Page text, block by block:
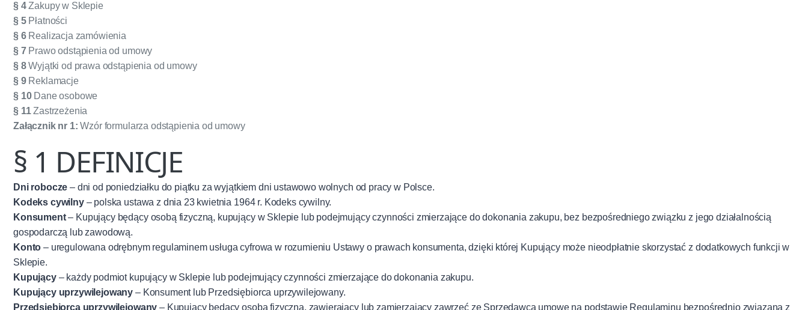
§ 4Zakupy w Sklepie
§ 5Płatności
§ 6Realizacja zamówienia
§ 7Prawo odstąpienia od umowy
§ 8Wyjątki od prawa odstąpienia od umowy
§ 9Reklamacje
§ 10Dane osobowe
§ 11Zastrzeżenia
Załącznik nr 1: Wzór formularza odstąpienia od umowy
§ 1 DEFINICJE
Dni robocze – dni od poniedziałku do piątku za wyjątkiem dni ustawowo wolnych od pracy w Polsce.
Kodeks cywilny– polska ustawa z dnia 23 kwietnia 1964 r. Kodeks cywilny.
Konsument– Kupujący będący osobą fizyczną, kupujący w Sklepie lub podejmujący czynności zmierzające do dokonania zakupu, bez bezpośredniego związku z jego działalnością
gospodarczą lub zawodową.
Konto – uregulowana odrębnym regulaminem usługa cyfrowa w rozumieniu Ustawy o prawach konsumenta, dzięki której Kupujący może nieodpłatnie skorzystać z dodatkowych funkcji w
Sklepie.
Kupujący– każdy podmiot kupujący w Sklepie lub podejmujący czynności zmierzające do dokonania zakupu.
Kupujący uprzywilejowany – Konsument lub Przedsiębiorca uprzywilejowany.
Przedsiębiorca uprzywilejowany – Kupujący będący osobą fizyczną, zawierający lub zamierzający zawrzeć ze Sprzedawcą umowę na podstawie Regulaminu bezpośrednio związaną z